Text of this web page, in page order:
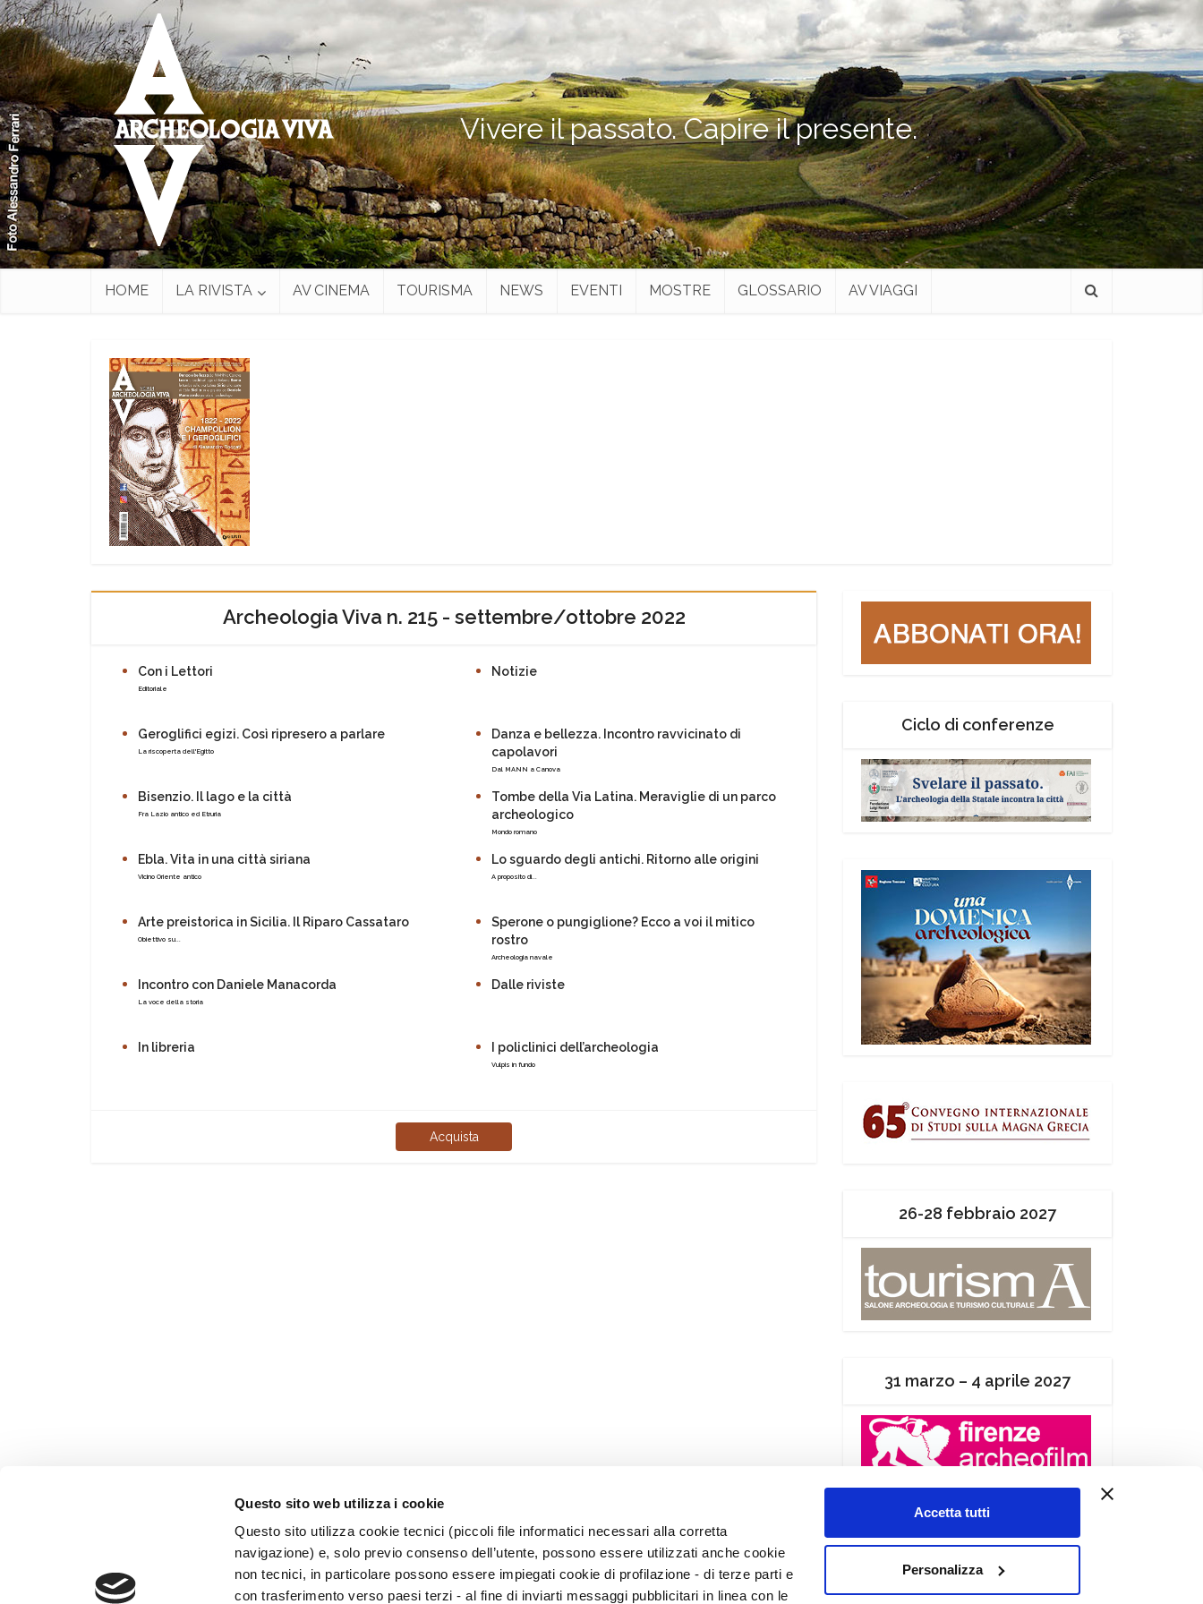
Questo sito web utilizza i cookie
Questo sito utilizza cookie tecnici (piccoli file informatici necessari alla corretta
navigazione) e, solo previo consenso dell’utente, possono essere utilizzati anche cookie
non tecnici, in particolare possono essere impiegati cookie di profilazione - di terze parti e
con trasferimento verso paesi terzi - al fine di inviarti messaggi pubblicitari in linea con le
Accetta tutti
Personalizza
Vivere il passato. Capire il presente.
HOME LA RIVISTA AV CINEMA TOURISMA NEWS EVENTI MOSTRE GLOSSARIO AV VIAGGI
Archeologia Viva n. 215 - settembre/ottobre 2022
Con i Lettori
Editoriale
Notizie
Geroglifici egizi. Così ripresero a parlare
La riscoperta dell'Egitto
Danza e bellezza. Incontro ravvicinato di
capolavori
Dal MANN a Canova
Bisenzio. Il lago e la città
Fra Lazio antico ed Etruria
Tombe della Via Latina. Meraviglie di un parco
archeologico
Mondo romano
Ebla. Vita in una città siriana
Vicino Oriente antico
Lo sguardo degli antichi. Ritorno alle origini
A proposito di...
Arte preistorica in Sicilia. Il Riparo Cassataro
Obiettivo su...
Sperone o pungiglione? Ecco a voi il mitico
rostro
Archeologia navale
Incontro con Daniele Manacorda
La voce della storia
Dalle riviste
In libreria I policlinici dell’archeologia
Vulpis in fundo
Acquista
Ciclo di conferenze
26-28 febbraio 2027
31 marzo – 4 aprile 2027
®Giunti Editore S.p.a.
Web By
PRISMA Associazione Culturale
Chi siamo